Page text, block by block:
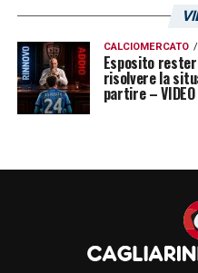
CALCIOMERCATO
Esposito
risolvere la
partire – VIDEO